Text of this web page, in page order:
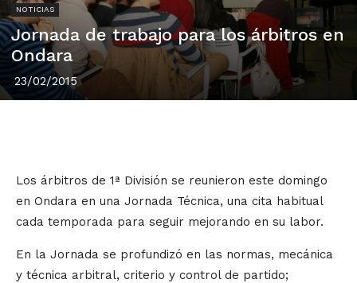
NOTICIAS
Jornada de trabajo para los árbitros en
Ondara
23/02/2015
Los árbitros de 1ª División se reunieron este domingo
en Ondara en una Jornada Técnica, una cita habitual
cada temporada para seguir mejorando en su labor.
En la Jornada se profundizó en las normas, mecánica
y técnica arbitral, criterio y control de partido;